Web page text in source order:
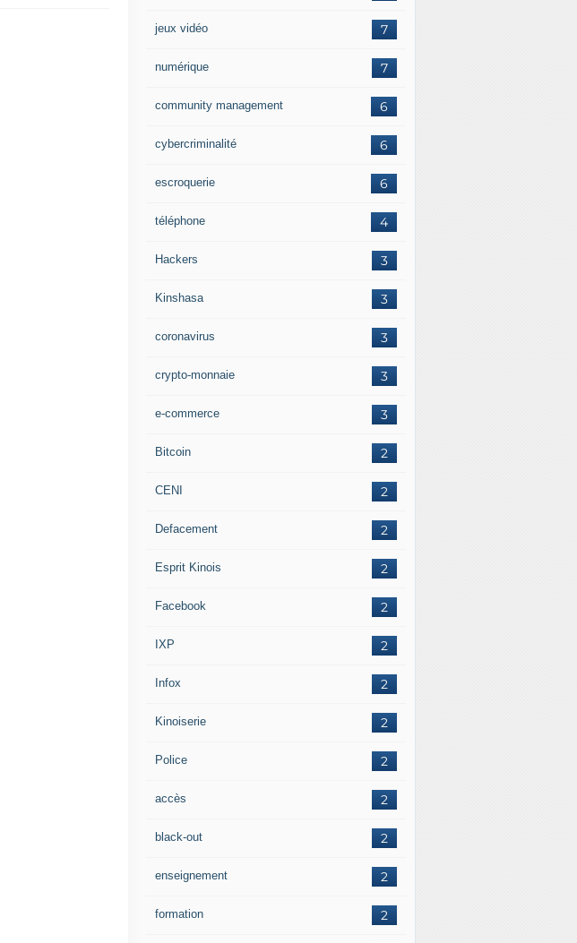
7
jeux vidéo
7
numérique
6
community management
6
cybercriminalité
6
escroquerie
4
téléphone
3
Hackers
3
Kinshasa
3
coronavirus
3
crypto-monnaie
3
e-commerce
2
Bitcoin
2
CENI
2
Defacement
2
Esprit Kinois
2
Facebook
2
IXP
2
Infox
2
Kinoiserie
2
Police
2
accès
2
black-out
2
enseignement
2
formation